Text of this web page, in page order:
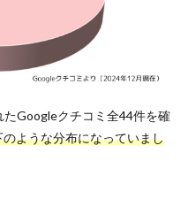
Googleクチコミ全44件を確
ような分布になっていまし